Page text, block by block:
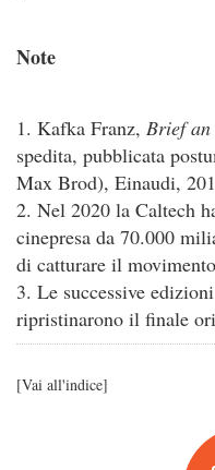
Note
1. Kafka Franz, Brief an
spedita, pubblicata
Max Brod), Einaudi,
2. Nel 2020 la Caltech
cinepresa da 70.000
di catturare il
3. Le successive
ripristinarono il finale
[Vai all'indice]